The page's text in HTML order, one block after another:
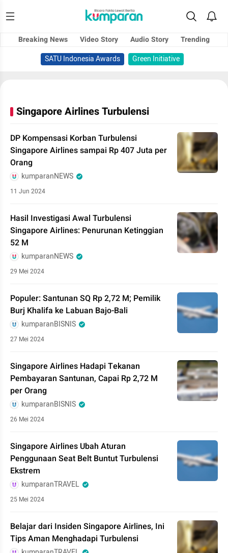
Breaking News Video Story Audio Story
Trending
SATU Indonesia Awards
Green Initiative
Singapore Airlines Turbulensi
DP Kompensasi Korban Turbulensi
Singapore Airlines sampai Rp 407 Juta per
Orang
kumparanNEWS
11 Jun 2024
Hasil Investigasi Awal Turbulensi
Singapore Airlines: Penurunan Ketinggian
52 M
kumparanNEWS
29 Mei 2024
Populer: Santunan SQ Rp 2,72 M; Pemilik
Burj Khalifa ke Labuan Bajo-Bali
kumparanBISNIS
27 Mei 2024
Singapore Airlines Hadapi Tekanan
Pembayaran Santunan, Capai Rp 2,72 M
per Orang
kumparanBISNIS
26 Mei 2024
Singapore Airlines Ubah Aturan
Penggunaan Seat Belt Buntut Turbulensi
Ekstrem
kumparanTRAVEL
25 Mei 2024
Belajar dari Insiden Singapore Airlines, Ini
Tips Aman Menghadapi Turbulensi